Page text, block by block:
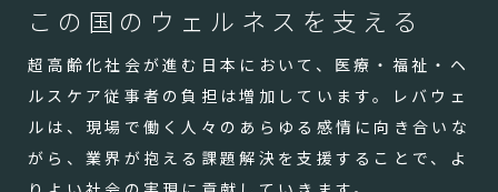
この国のウェルネスを支える
超高齢化社会が進む日本において、医療・福祉・ヘ
ルスケア従事者の負担は増加しています。レバウェ
ルは、現場で働く人々のあらゆる感情に向き合いな
がら、業界が抱える課題解決を支援することで、よ